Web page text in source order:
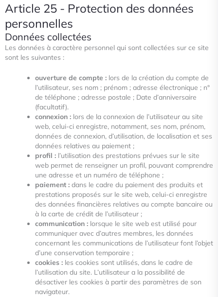
Article 25 - Protection des données
personnelles
Données collectées
Les données à caractère personnel qui sont collectées sur ce site
sont les suivantes :
ouverture de compte : lors de la création du compte de
l’utilisateur, ses nom ; prénom ; adresse électronique ; n°
de téléphone ; adresse postale ; Date d’anniversaire
(facultatif).
connexion : lors de la connexion de l’utilisateur au site
web, celui-ci enregistre, notamment, ses nom, prénom,
données de connexion, d’utilisation, de localisation et ses
données relatives au paiement ;
profil : l’utilisation des prestations prévues sur le site
web permet de renseigner un profil, pouvant comprendre
une adresse et un numéro de téléphone ;
paiement : dans le cadre du paiement des produits et
prestations proposés sur le site web, celui-ci enregistre
des données financières relatives au compte bancaire ou
à la carte de crédit de l’utilisateur ;
communication : lorsque le site web est utilisé pour
communiquer avec d’autres membres, les données
concernant les communications de l’utilisateur font l’objet
d’une conservation temporaire ;
cookies : les cookies sont utilisés, dans le cadre de
l’utilisation du site. L’utilisateur a la possibilité de
désactiver les cookies à partir des paramètres de son
navigateur.